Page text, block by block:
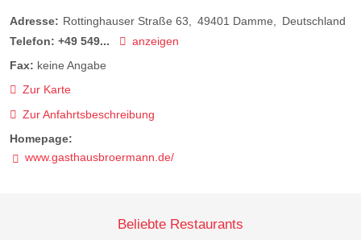
Adresse: Rottinghauser Straße 63 49401 Damme
Deutschland
Telefon: +49 549...
anzeigen
Fax: keine Angabe
Zur Karte
Zur Anfahrtsbeschreibung
Homepage:
www.gasthausbroermann.de/
Beliebte Restaurants